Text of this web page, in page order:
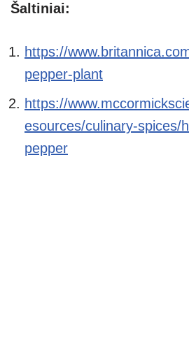
Šaltiniai:
https://
pepper-plant
https://
esources/culinary-spices/
pepper